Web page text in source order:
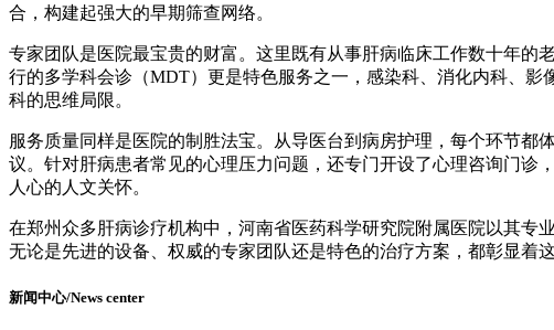
合，构建起强大的早期筛查网络。
专家团队是医院最宝贵的财富。这里既有从事肝病临床工作数十年
行的多学科会诊（MDT）更是特色服务之一，感染科、消化内科、
科的思维局限。
服务质量同样是医院的制胜法宝。从导医台到病房护理，每个环节
议。针对肝病患者常见的心理压力问题，还专门开设了心理咨询门
人心的人文关怀。
在郑州众多肝病诊疗机构中，河南省医药科学研究院附属医院以其专
无论是先进的设备、权威的专家团队还是特色的治疗方案，都彰显着
新闻中心/News center